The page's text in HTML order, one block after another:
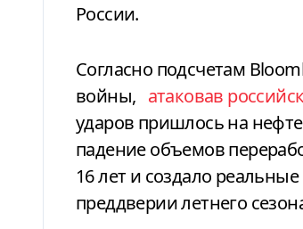
России.
Согласно подсчетам
войны, атаковав
ударов пришлось на
падение объемов
16 лет и создало
преддверии летнего